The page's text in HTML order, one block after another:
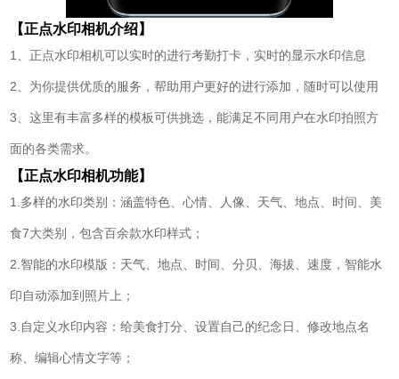
【正点水印相机介绍】
1、正点水印相机可以实时的进行考勤打卡，实时的显示水印信息
2、为你提供优质的服务，帮助用户更好的进行添加，随时可以使用
3、这里有丰富多样的模板可供挑选，能满足不同用户在水印拍照方
面的各类需求。
【正点水印相机功能】
1.多样的水印类别：涵盖特色、心情、人像、天气、地点、时间、美
食7大类别，包含百余款水印样式；
2.智能的水印模版：天气、地点、时间、分贝、海拔、速度，智能水
印自动添加到照片上；
3.自定义水印内容：给美食打分、设置自己的纪念日、修改地点名
称、编辑心情文字等；